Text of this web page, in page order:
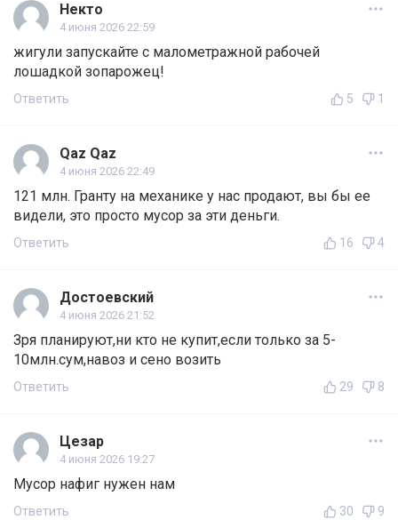
Некто
4 июня 2026 22:59
жигули запускайте с малометражной рабочей
лошадкой зопарожец!
Ответить 5 1
Qaz Qaz
4 июня 2026 22:49
121 млн. Гранту на механике у нас продают, вы бы ее
видели, это просто мусор за эти деньги.
Ответить 16 4
Достоевский
4 июня 2026 21:52
Зря планируют,ни кто не купит,если только за 5-
10млн.сум,навоз и сено возить
Ответить 29 8
Цезар
4 июня 2026 19:27
Мусор нафиг нужен нам
Ответить 30 9